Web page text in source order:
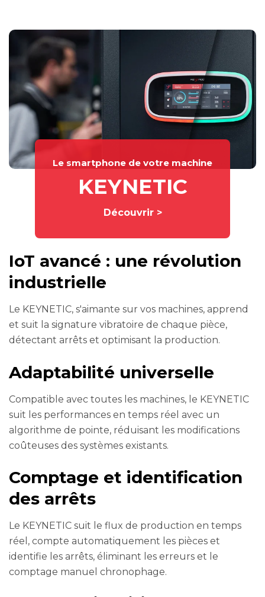
Le smartphone de votre machine
KEYNETIC
Découvrir >
IoT avancé : une révolution
industrielle
Le KEYNETIC, s'aimante sur vos machines, apprend
et suit la signature vibratoire de chaque pièce,
détectant arrêts et optimisant la production.
Adaptabilité universelle
Compatible avec toutes les machines, le KEYNETIC
suit les performances en temps réel avec un
algorithme de pointe, réduisant les modifications
coûteuses des systèmes existants.
Comptage et identification
des arrêts
Le KEYNETIC suit le flux de production en temps
réel, compte automatiquement les pièces et
identifie les arrêts, éliminant les erreurs et le
comptage manuel chronophage.